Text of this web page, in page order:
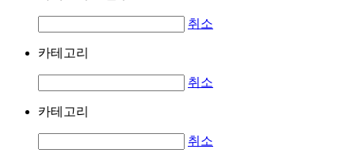
취소
카테고리
취소
카테고리
취소